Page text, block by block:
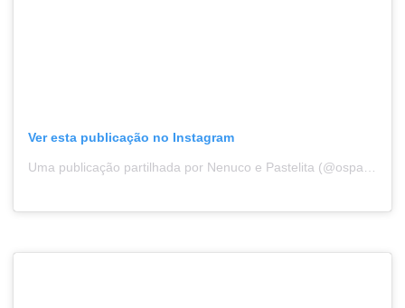
Ver esta publicação no Instagram